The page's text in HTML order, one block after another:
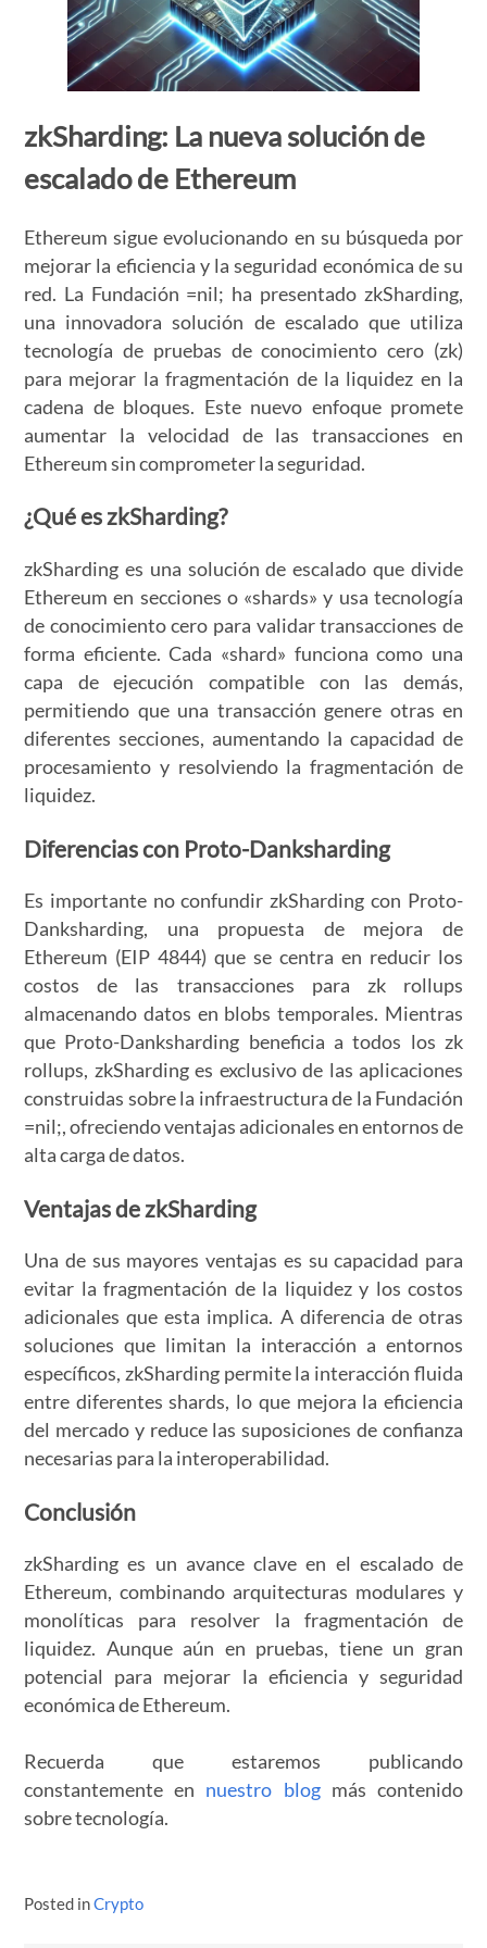
zkSharding: La nueva solución de
escalado de Ethereum
Ethereum sigue evolucionando en su búsqueda por
mejorar la eficiencia y la seguridad económica de su
red. La Fundación =nil; ha presentado zkSharding,
una innovadora solución de escalado que utiliza
tecnología de pruebas de conocimiento cero (zk)
para mejorar la fragmentación de la liquidez en la
cadena de bloques. Este nuevo enfoque promete
aumentar la velocidad de las transacciones en
Ethereum sin comprometer la seguridad.
¿Qué es zkSharding?
zkSharding es una solución de escalado que divide
Ethereum en secciones o «shards» y usa tecnología
de conocimiento cero para validar transacciones de
forma eficiente. Cada «shard» funciona como una
capa de ejecución compatible con las demás,
permitiendo que una transacción genere otras en
diferentes secciones, aumentando la capacidad de
procesamiento y resolviendo la fragmentación de
liquidez.
Diferencias con Proto-Danksharding
Es importante no confundir zkSharding con Proto-
Danksharding, una propuesta de mejora de
Ethereum (EIP 4844) que se centra en reducir los
costos de las transacciones para zk rollups
almacenando datos en blobs temporales. Mientras
que Proto-Danksharding beneficia a todos los zk
rollups, zkSharding es exclusivo de las aplicaciones
construidas sobre la infraestructura de la Fundación
=nil;, ofreciendo ventajas adicionales en entornos de
alta carga de datos.
Ventajas de zkSharding
Una de sus mayores ventajas es su capacidad para
evitar la fragmentación de la liquidez y los costos
adicionales que esta implica. A diferencia de otras
soluciones que limitan la interacción a entornos
específicos, zkSharding permite la interacción fluida
entre diferentes shards, lo que mejora la eficiencia
del mercado y reduce las suposiciones de confianza
necesarias para la interoperabilidad.
Conclusión
zkSharding es un avance clave en el escalado de
Ethereum, combinando arquitecturas modulares y
monolíticas para resolver la fragmentación de
liquidez. Aunque aún en pruebas, tiene un gran
potencial para mejorar la eficiencia y seguridad
económica de Ethereum.
Recuerda que estaremos publicando
constantemente en nuestro blogmás contenido
sobre tecnología.
Posted inCrypto